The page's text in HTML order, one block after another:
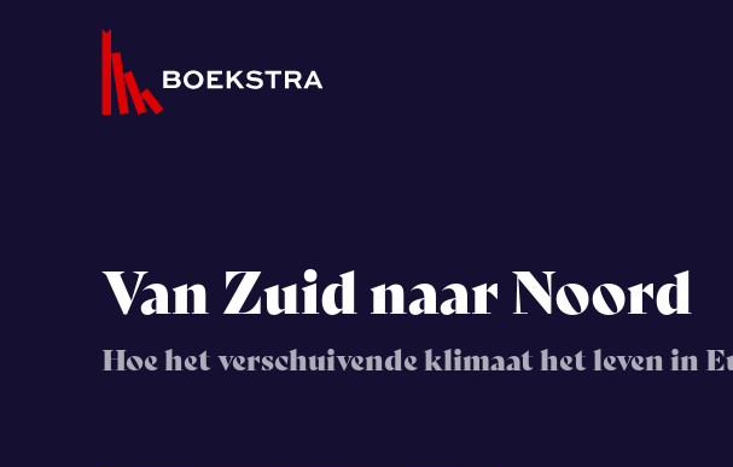
Van Zuid naar Noord
Hoe het verschuivende klimaat het leven in